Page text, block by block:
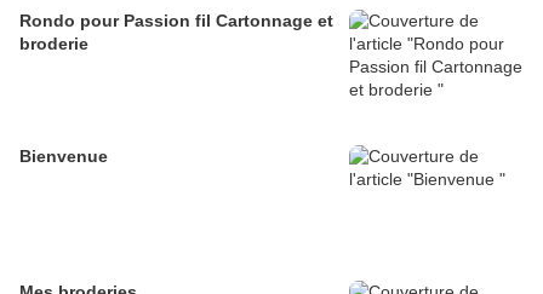
Rondo pour Passion fil Cartonnage et
broderie
Bienvenue